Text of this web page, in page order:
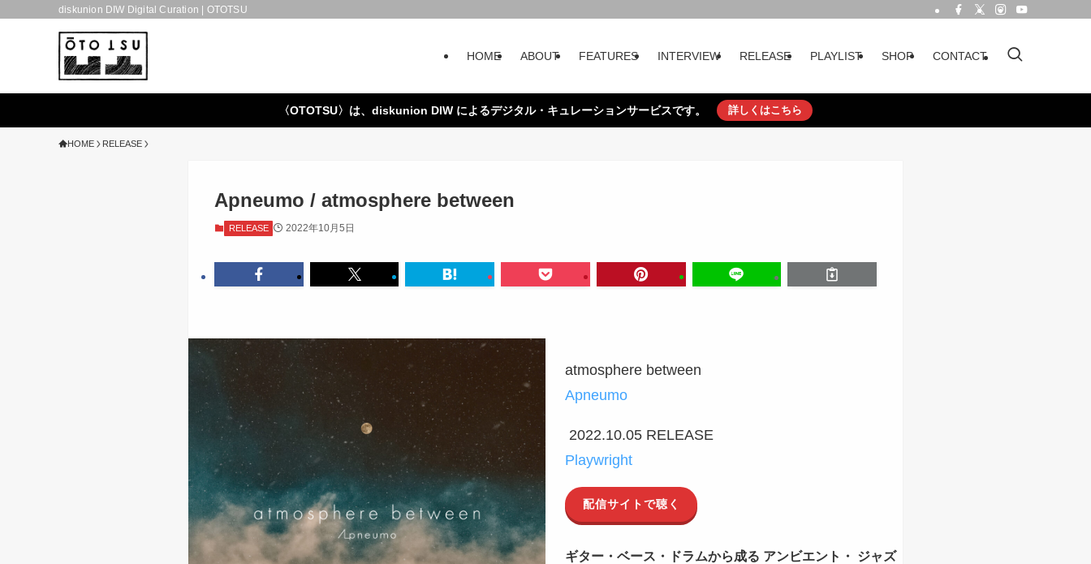
diskunion DIW Digital Curation | OTOTSU
HOME ABOUT FEATURES INTERVIEW RELEASE PLAYLIST SHOP CONTACT
〈OTOTSU〉は、diskunion DIW によるデジタル・キュレーションサービスです。 詳しくはこちら
HOME RELEASE
Apneumo / atmosphere between
RELEASE 2022年10月5日
atmosphere between
Apneumo
2022.10.05 RELEASE
Playwright
配信サイトで聴く
ギター・ベース・ドラムから成る アンビエント・ ジャズ